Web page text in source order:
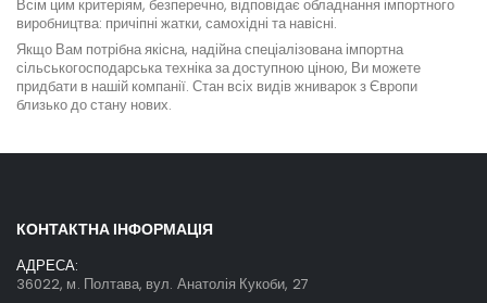
Всім цим критеріям, безперечно, відповідає обладнання імпортного
виробництва: причіпні жатки, самохідні та навісні.
Якщо Вам потрібна якісна, надійна спеціалізована імпортна
сільськогосподарська техніка за доступною ціною, Ви можете
придбати в нашій компанії. Стан всіх видів жниварок з Європи
близько до стану нових.
КОНТАКТНА ІНФОРМАЦІЯ
АДРЕСА:
36022, м. Полтава, вул. Анатолія Кукоби, 27